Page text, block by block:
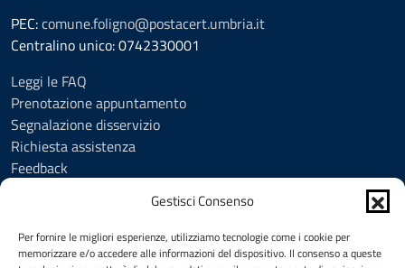
Gestisci Consenso
Per fornire le migliori esperienze, utilizziamo tecnologie come i cookie per
memorizzare e/o accedere alle informazioni del dispositivo. Il consenso a queste
PEC:comune.foligno@postacert.umbria.it
Centralino unico: 0742330001
Leggi le FAQ
Prenotazione appuntamento
Segnalazione disservizio
Richiesta assistenza
Feedback
Informativa privacy
Cookie Policy (UE)